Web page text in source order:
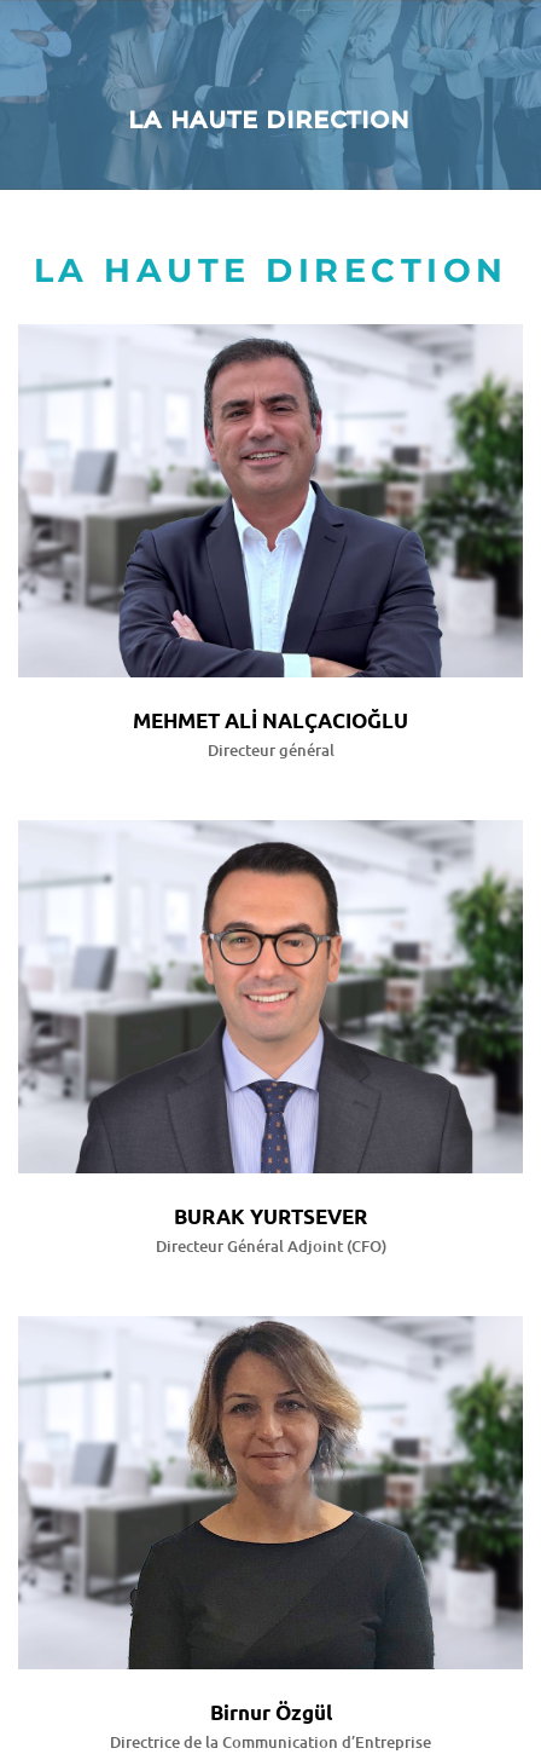
LA HAUTE DIRECTION
LA HAUTE DIRECTION
MEHMET ALİ NALÇACIOĞLU
Directeur général
BURAK YURTSEVER
Directeur Général Adjoint (CFO)
Birnur Özgül
Directrice de la Communication d’Entreprise